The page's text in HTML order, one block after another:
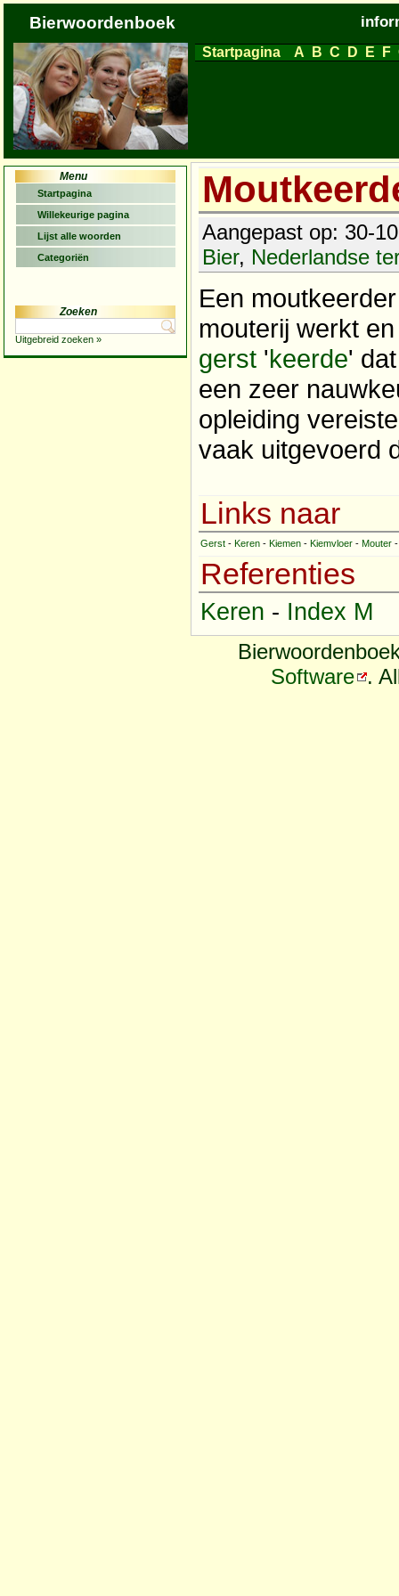
Bierwoordenboek
Startpagina A B C D E F
Menu
Startpagina
Willekeurige pagina
Lijst alle woorden
Categoriën
Zoeken
Uitgebreid zoeken »
Aangepast op: 30-
Bier, Nederlandse
Een
mouterij werkt
gerst 'keerde'
een zeer
opleiding
vaak uitgevoerd
Links naar
Gerst - Keren - Kiemen - Kiemvloer - Mouter
Referenties
Keren - Index M
Software .